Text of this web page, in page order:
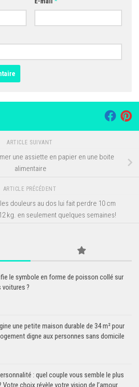
ARTICLE SUIVANT
une assiette en papier en une boite
alimentaire
ARTICLE PRÉCÉDENT
douleurs au dos lui fait perdre 10 cm
kg. en seulement quelques semaines!
le symbole en forme de poisson collé sur
voitures ?
une petite maison durable de 34 m² pour
digne aux personnes sans domicile
: quel couple vous semble le plus
Votre choix révèle votre vision de l’amour